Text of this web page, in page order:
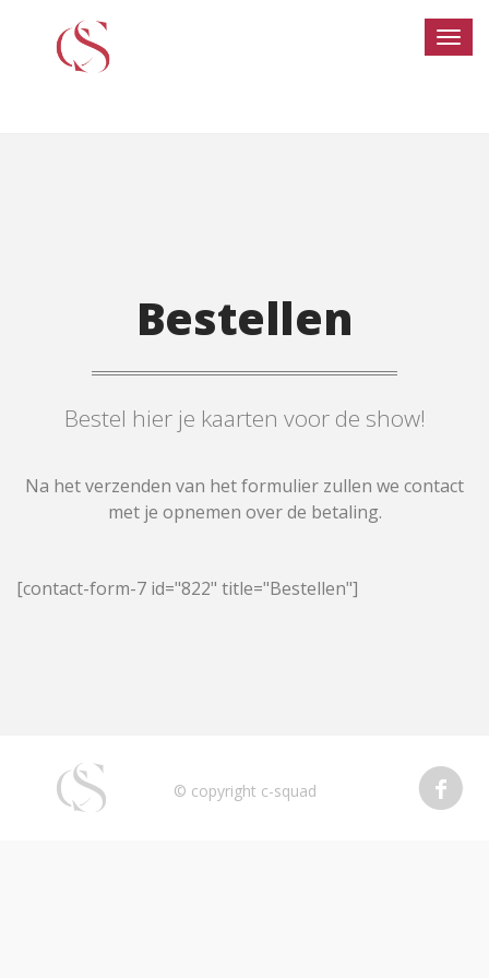
Bestellen
Bestel hier je kaarten voor de show!
Na het verzenden van het formulier zullen we contact
met je opnemen over de betaling.
[contact-form-7 id="822" title="Bestellen"]
© copyright c-squad